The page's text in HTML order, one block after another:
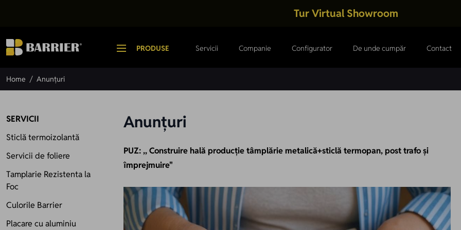
Tur Virtual Showroom
PRODUSE Servicii Companie Configurator De unde cumpăr Contact
Home / Anunțuri
SERVICII
Sticlă termoizolantă
Servicii de foliere
Tamplarie Rezistenta la
Foc
Culorile Barrier
Placare cu aluminiu
Anunțuri
PUZ: ,, Construire hală producţie tâmplărie metalică+sticlă termopan, post trafo şi
împrejmuire"